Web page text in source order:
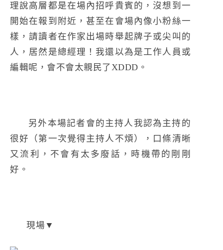
理說高層都是在場內招呼貴賓的，沒想到一
開始在報到附近，甚至在會場內像小粉絲一
樣，請讀者在作家出場時舉起牌子或尖叫的
人，居然是總經理！我還以為是工作人員或
編輯呢，會不會太親民了XDDD。
另外本場記者會的主持人我認為主持的
很好（第一次覺得主持人不煩），口條清晰
又流利，不會有太多廢話，時機帶的剛剛
好。
現場▼